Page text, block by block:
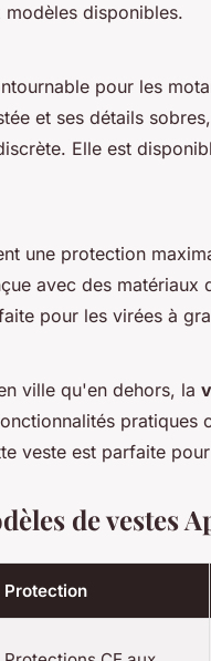
disponibles.
pour les
et ses détails
Elle est
une protection
avec des matériaux
pour les virées à
ville qu'en dehors, la
pratiques
veste est parfaite
de vestes
Protection